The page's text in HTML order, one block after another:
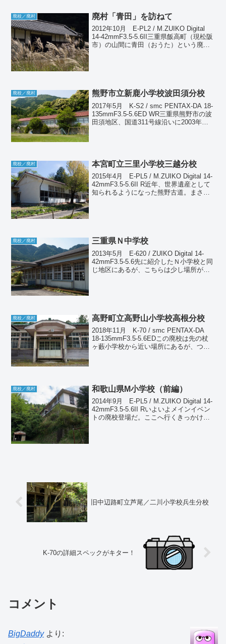
廃校／廃村 廃村「青田」を訪ねて
2012年10月 E-PL2 / M.ZUIKO Digital
14-42mmF3.5-5.6II三重県飯高町（現松阪
市）の山間に青田（おうた）という廃集
廃校／廃村 熊野市立新鹿小学校波田須分校
2017年5月 K-S2 / smc PENTAX-DA 18-
135mmF3.5-5.6ED WR三重県熊野市の波
田須地区、国道311号線沿いに2003年に
廃校／廃村 本宮町立三里小学校三越分校
2015年4月 E-PL5 / M.ZUIKO Digital 14-
42mmF3.5-5.6II R近年、世界遺産として
知られるようになった熊野古道。まさに
廃校／廃村 三重県Ｎ中学校
2013年5月 E-620 / ZUIKO Digital 14-
42mmF3.5-5.6先に紹介したＮ小学校と同
じ地区にあるが、こちらは少し場所がわ
廃校／廃村 高野町立高野山小学校高根分校
2018年11月 K-70 / smc PENTAX-DA
18-135mmF3.5-5.6EDこの廃校は先の杖
ヶ藪小学校から近い場所にあるが、つい
廃校／廃村 和歌山県M小学校（前編）
2014年9月 E-PL5 / M.ZUIKO Digital 14-
42mmF3.5-5.6II Rいよいよメインイベン
トの廃校登場だ。ここへ行くきっかけに
旧中辺路町立芦尾／二川小学校兵生分校
K-70の詳細スペックがキター！
コメント
BigDaddy より: